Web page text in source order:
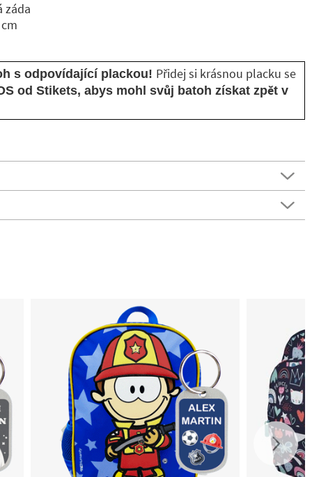
záda
s odpovídající plackou! Přidej si krásnou placku se
od Stikets, abys mohl svůj batoh získat zpět v